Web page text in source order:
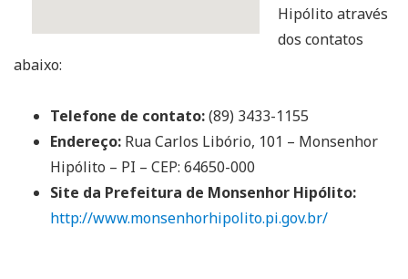
Hipólito através
dos contatos
abaixo:
Telefone de contato:(89) 3433-1155
Endereço: Rua Carlos Libório, 101 – Monsenhor
Hipólito – PI – CEP: 64650-000
Site da Prefeitura de Monsenhor Hipólito:
http://www.monsenhorhipolito.pi.gov.br/